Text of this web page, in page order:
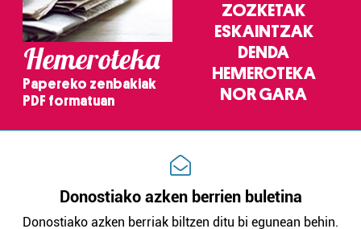
Hemeroteka
Papereko zenbakiak
PDF formatuan
ZOZKETAK
ESKAINTZAK
DENDA
HEMEROTEKA
NOR GARA
Donostiako azken berrien buletina
Donostiako azken berriak biltzen ditu bi egunean behin.